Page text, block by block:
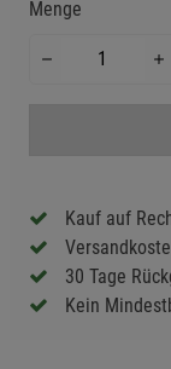
Menge
Kauf auf
30 Tage
Kein